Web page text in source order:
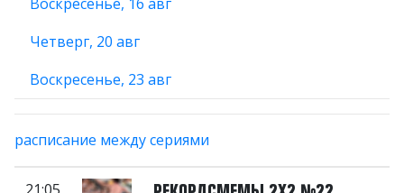
Четверг, 20 авг
Воскресенье, 23 авг
расписание между сериями